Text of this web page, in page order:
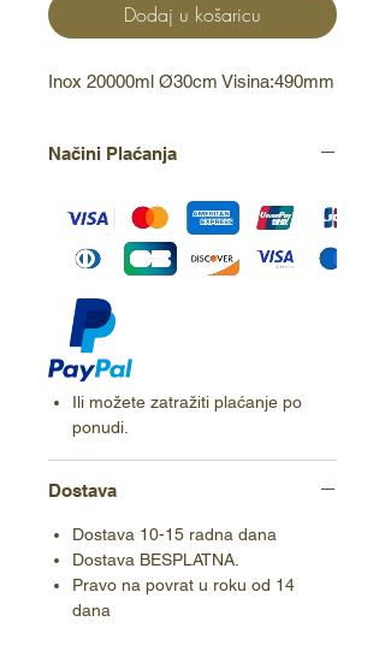
Dodaj u košaricu
Inox 20000ml Ø30cm Visina:490mm
Načini Plaćanja
Ili možete zatražiti plaćanje po
ponudi.
Dostava
Dostava 10-15 radna dana
Dostava BESPLATNA.
Pravo na povrat u roku od 14
dana